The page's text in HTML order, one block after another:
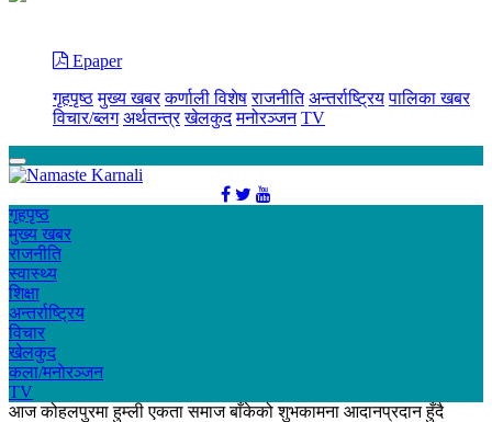
Epaper
गृहपृष्ठ मुख्य खबर कर्णाली विशेष राजनीति अन्तर्राष्ट्रिय पालिका खबर
विचार/ब्लग अर्थतन्त्र खेलकुद मनोरञ्जन TV
गृहपृष्ठ
मुख्य खबर
राजनीति
स्वास्थ्य
शिक्षा
अन्तर्राष्ट्रिय
विचार
खेलकुद
कला/मनाेरञ्जन
TV
आज कोहलपुरमा हुम्ली एकता समाज बाँकेको शुभकामना आदानप्रदान हुँदै